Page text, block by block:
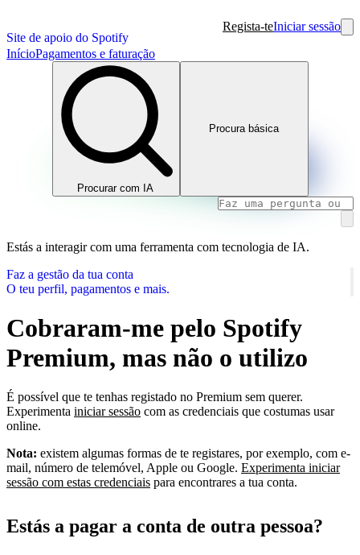
Site de apoio do Spotify
Regista-teIniciar sessão
InícioPagamentos e faturação
Procurar com IA
Procura básica
Estás a interagir com uma ferramenta com tecnologia de IA.
Faz a gestão da tua conta
O teu perfil, pagamentos e mais.
Cobraram-me pelo Spotify
Premium, mas não o utilizo
É possível que te tenhas registado no Premium sem querer.
Experimenta iniciar sessão com as credenciais que costumas usar
online.
Nota: existem algumas formas de te registares, por exemplo, com e-
mail, número de telemóvel, Apple ou Google. Experimenta iniciar
sessão com estas credenciais para encontrares a tua conta.
Estás a pagar a conta de outra pessoa?